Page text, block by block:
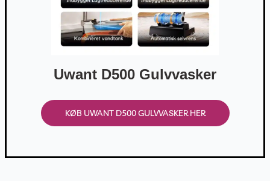
Uwant D500 Gulvvasker
KØB UWANT D500 GULVVASKER HER